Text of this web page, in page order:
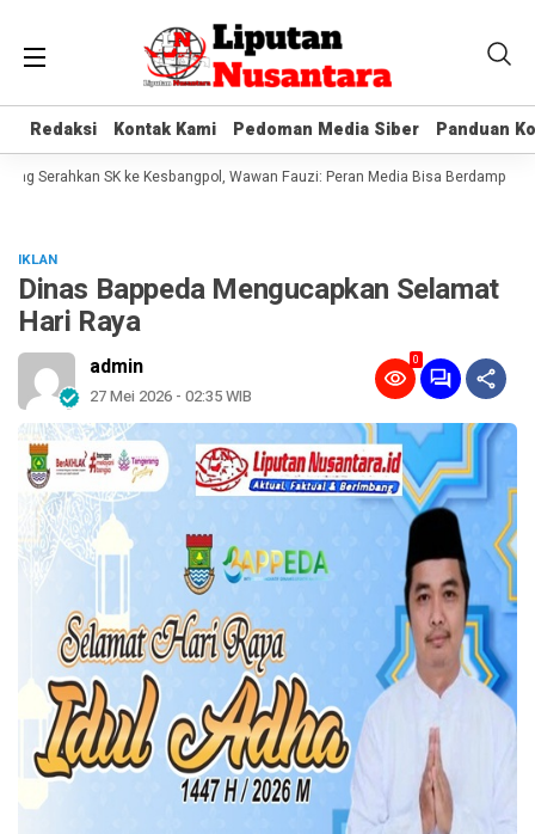
Redaksi Kontak Kami Pedoman Media Siber Panduan
Redaksi Kontak Kami Pedoman Media Siber Panduan
Serahkan SK ke Kesbangpol, Wawan Fauzi: Peran Media Bisa Berdampak
IKLAN
Dinas Bappeda Mengucapkan Selamat
Hari Raya
admin
27 Mei 2026 - 02:35 WIB
0